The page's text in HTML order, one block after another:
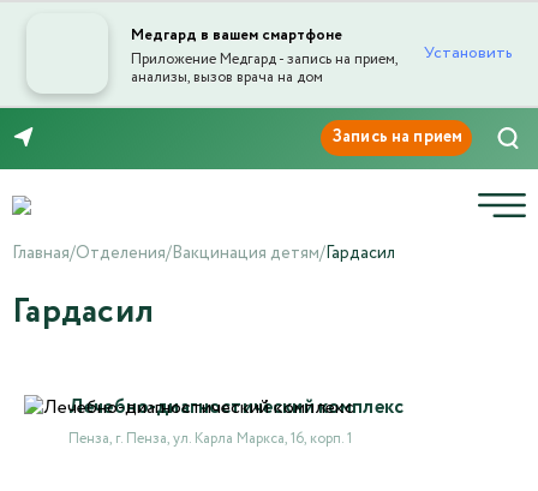
Медгард в вашем смартфоне
Приложение Медгард - запись на прием,
анализы, вызов врача на дом
Установить
Главная/Отделения/Вакцинация детям/Гардасил
Гардасил
Лечебно-диагностический комплекс
Пенза, г. Пенза, ул. Карла Маркса, 16, корп. 1